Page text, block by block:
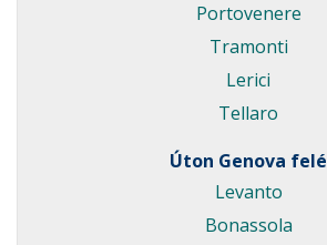
Portovenere
Tramonti
Lerici
Tellaro
Úton Genova felé
Levanto
Bonassola